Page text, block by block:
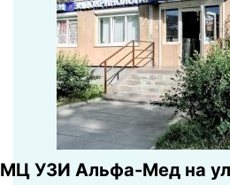
МЦ УЗИ Альфа-Мед на